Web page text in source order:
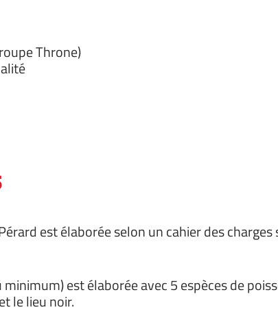
Throne)
est élaborée selon un cahier des
minimum) est élaborée avec 5 espèces de
le lieu noir.